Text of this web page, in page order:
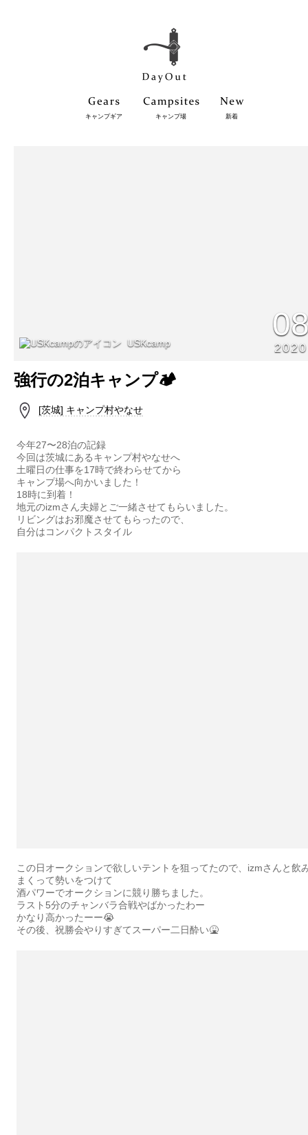
キャンプギア キャンプ場 新着
USKcamp 2020
強行の2泊キャンプ🏕
[茨城] キャンプ村やなせ
今年27〜28泊の記録
今回は茨城にあるキャンプ村やなせへ
土曜日の仕事を17時で終わらせてから
キャンプ場へ向かいました！
18時に到着！
地元のizmさん夫婦とご一緒させてもらいました。
リビングはお邪魔させてもらったので、
自分はコンパクトスタイル
この日オークションで欲しいテントを狙ってたので、izmさんと飲
まくって勢いをつけて
酒パワーでオークションに競り勝ちました。
ラスト5分のチャンバラ合戦やばかったわー
かなり高かったーー😭
その後、祝勝会やりすぎてスーパー二日酔い🤮